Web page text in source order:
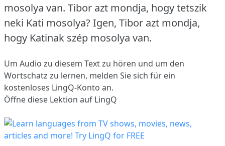
mosolya van. Tibor azt mondja, hogy tetszik
neki Kati mosolya?Igen, Tibor azt mondja,
hogy Katinak szép mosolya van.
Um Audio zu diesem Text zu hören und um den
Wortschatz zu lernen, melden Sie sich für ein
kostenloses LingQ-Konto an.
Öffne diese Lektion auf LingQ